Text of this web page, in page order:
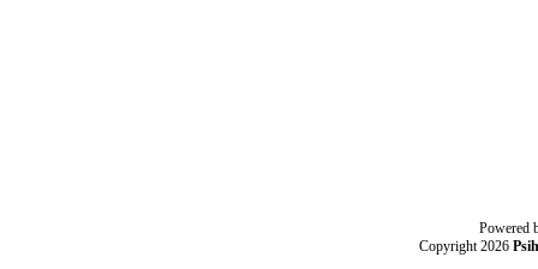
Powered
Copyright 2026